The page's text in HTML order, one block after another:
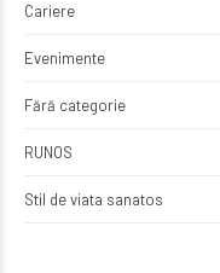
Cariere
Evenimente
Fără categorie
RUNOS
Stil de viata sanatos